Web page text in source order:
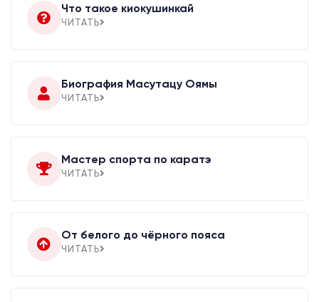
Что такое киокушинкай
ЧИТАТЬ
Биография Масутацу Оямы
ЧИТАТЬ
Мастер спорта по каратэ
ЧИТАТЬ
От белого до чёрного пояса
ЧИТАТЬ